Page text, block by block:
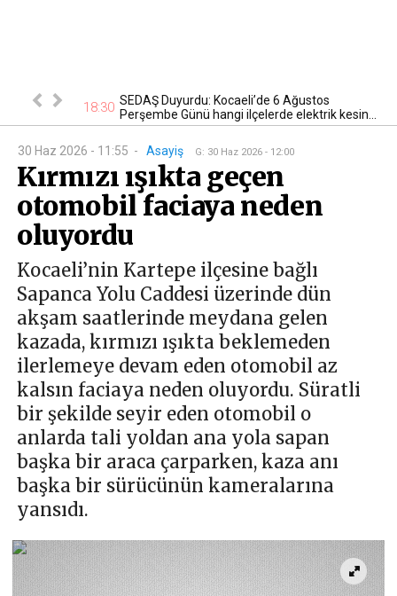
kontrol 18:30 SEDAŞ Duyurdu: Kocaeli’de 6 Ağustos
Perşembe Günü hangi ilçelerde elektrik kesin...
30 Haz 2026 - 11:55 - Asayiş G: 30 Haz 2026 - 12:00
Kırmızı ışıkta geçen
otomobil faciaya neden
oluyordu
Kocaeli’nin Kartepe ilçesine bağlı
Sapanca Yolu Caddesi üzerinde dün
akşam saatlerinde meydana gelen
kazada, kırmızı ışıkta beklemeden
ilerlemeye devam eden otomobil az
kalsın faciaya neden oluyordu. Süratli
bir şekilde seyir eden otomobil o
anlarda tali yoldan ana yola sapan
başka bir araca çarparken, kaza anı
başka bir sürücünün kameralarına
yansıdı.